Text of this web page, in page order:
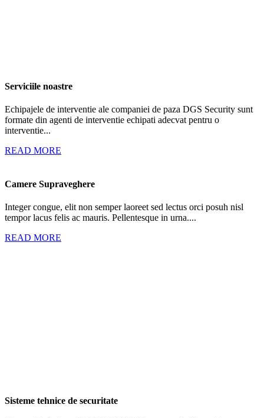
Serviciile noastre
Echipajele de interventie ale companiei de paza DGS Security sunt
formate din agenti de interventie echipati adecvat pentru o
interventie...
READ MORE
Camere Supraveghere
Integer congue, elit non semper laoreet sed lectus orci posuh nisl
tempor lacus felis ac mauris. Pellentesque in urna....
READ MORE
Sisteme tehnice de securitate